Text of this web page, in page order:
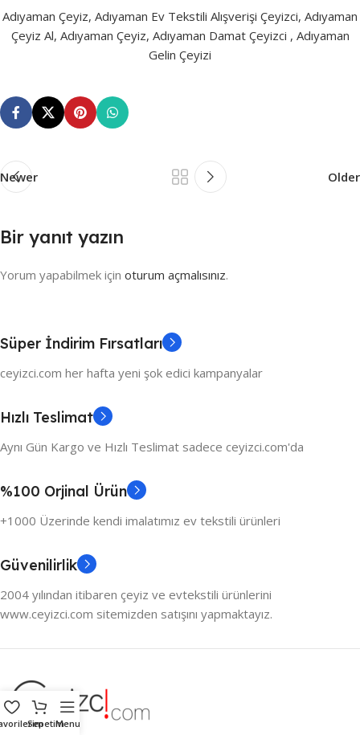
Adıyaman Çeyiz, Adıyaman Ev Tekstili Alışverişi Çeyizci, Adıyaman
Çeyiz Al, Adıyaman Çeyiz, Adıyaman Damat Çeyizci , Adıyaman
Gelin Çeyizi
Newer Older
Bir yanıt yazın
Yorum yapabilmek için oturum açmalısınız.
Süper İndirim Fırsatları
ceyizci.com her hafta yeni şok edici kampanyalar
Hızlı Teslimat
Aynı Gün Kargo ve Hızlı Teslimat sadece ceyizci.com'da
%100 Orjinal Ürün
+1000 Üzerinde kendi imalatımız ev tekstili ürünleri
Güvenilirlik
2004 yılından itibaren çeyiz ve evtekstili ürünlerini
www.ceyizci.com sitemizden satışını yapmaktayız.
SepetimMenu